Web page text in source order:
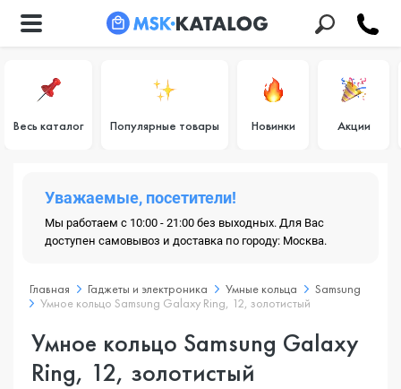
Весь каталог Популярные товары Новинки Акции
Уважаемые, посетители!
Мы работаем с 10:00 - 21:00 без выходных. Для Вас
доступен самовывоз и доставка по городу: Москва.
Главная Гаджеты и электроника Умные кольца
Samsung
Умное кольцо Samsung Galaxy Ring, 12, золотистый
Умное кольцо Samsung Galaxy
Ring, 12, золотистый